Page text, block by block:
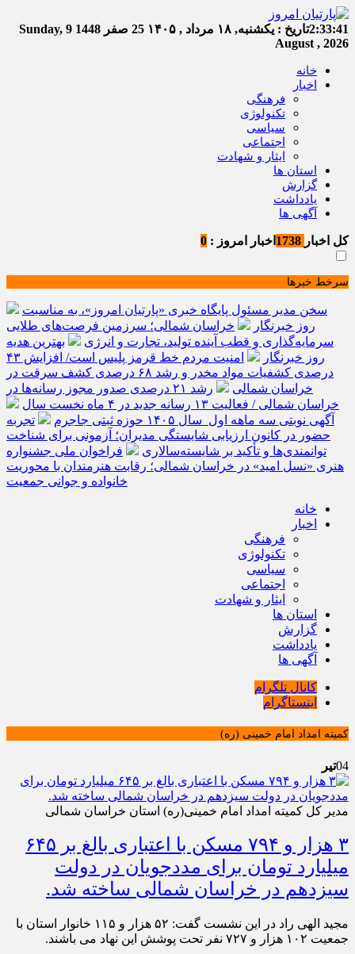
2:33:41تاریخ : یکشنبه, ۱۸ مرداد , ۱۴۰۵ 25 صفر 1448
Sunday, 9
August , 2026
خانه
اخبار
فرهنگی
تکنولوژی
سیاسی
اجتماعی
ایثار و شهادت
استان ها
گزارش
یادداشت
آگهی ها
کل اخبار اخبار امروز : 0
سرخط خبرها
سخن مدیر مسئول پایگاه خبری «پارتیان امروز»، به مناسبت
روز خبرنگار
خراسان شمالی؛ سرزمین فرصت‌های طلایی
سرمایه‌گذاری و قطب آینده تولید، تجارت و انرژی
بهترین هدیه
روز خبرنگار
امنیت مردم خط قرمز پلیس است/ افزایش ۴۳
درصدی کشفیات مواد مخدر و رشد ۶۸ درصدی کشف سرقت در
خراسان شمالی
رشد ۲۱ درصدی صدور مجوز رسانه‌ها در
خراسان شمالی / فعالیت ۱۳ رسانه جدید در ۴ ماه نخست سال
آگهی نوبتی سه ماهه اول سال ۱۴۰۵ حوزه ثبتی جاجرم
تجربه
حضور در کانون ارزیابی شایستگی مدیران؛ آزمونی برای شناخت
توانمندی‌ها و تأکید بر شایسته‌سالاری
فراخوان ملی جشنواره
هنری «نسل امید» در خراسان شمالی؛ رقابت هنرمندان با محوریت
خانواده و جوانی جمعیت
خانه
اخبار
فرهنگی
تکنولوژی
سیاسی
اجتماعی
ایثار و شهادت
استان ها
گزارش
یادداشت
آگهی ها
کانال تلگرام
اینستاگرام
کمیته امداد امام خمینی (ره)
04تیر
مدیر کل کمیته امداد امام خمینی(ره) استان خراسان شمالی
۳ هزار و ۷۹۴ مسکن با اعتباری بالغ بر ۶۴۵
میلیارد تومان برای مددجویان در دولت
سیزدهم در خراسان شمالی ساخته شد.
مجید الهی راد در این نشست گفت: ۵۲ هزار و ۱۱۵ خانوار استان با
جمعیت ۱۰۲ هزار و ۷۲۷ نفر تحت پوشش این نهاد می باشند.